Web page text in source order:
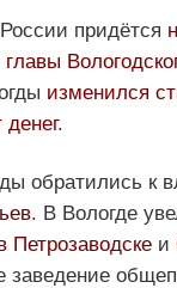
придётся
главы
изменился
денег.
обратились к
. В Вологде
Петрозаводскеи
заведение